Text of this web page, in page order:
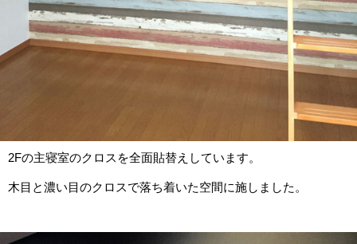
2Fの主寝室のクロスを全面貼替えしています。
木目と濃い目のクロスで落ち着いた空間に施しました。